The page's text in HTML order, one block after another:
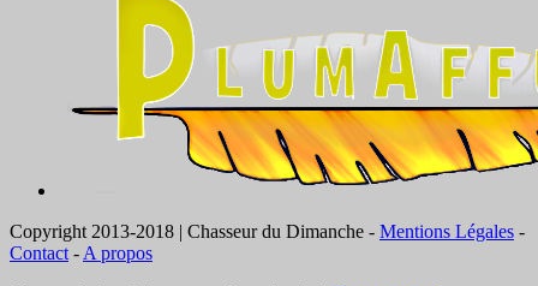
Copyright 2013-2018 | Chasseur du Dimanche - Mentions Légales -
Contact - A propos